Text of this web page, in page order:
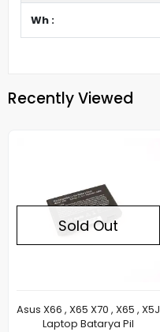
Wh :
Recently Viewed
Sold Out
Asus X66 , X65 X70 , X65 , X5J
Laptop Batarya Pil